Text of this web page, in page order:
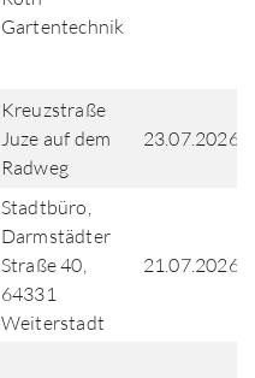
Gartentechnik
Kreuzstraße
Juze auf dem
Radweg
23.07.2026
Stadtbüro,
Darmstädter
Straße 40,
64331
Weiterstadt
21.07.2026